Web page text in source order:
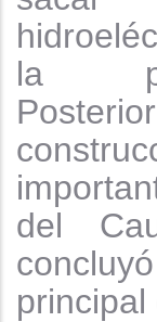
la
del
principal